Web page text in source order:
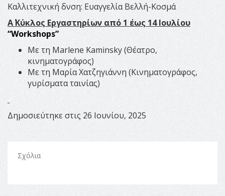
Καλλιτεχνική δνση: Ευαγγελία Βελλή-Κοσμά
Α΄ Κύκλος Εργαστηρίων από 1 έως 14 Ιουλίου
“Workshops”
Με τη Marlene Kaminsky (Θέατρο,
κινηματογράφος)
Με τη Μαρία Χατζηγιάννη (Κινηματογράφος,
γυρίσματα ταινίας)
Δημοσιεύτηκε στις 26 Ιουνίου, 2025
Σχόλια